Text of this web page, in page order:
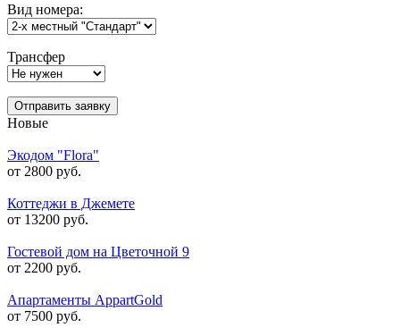
Вид номера:
Трансфер
Отправить заявку
Новые
Экодом "Flora"
от 2800 руб.
Коттеджи в Джемете
от 13200 руб.
Гостевой дом на Цветочной 9
от 2200 руб.
Апартаменты AppartGold
от 7500 руб.